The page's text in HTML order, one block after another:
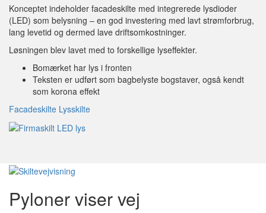
Konceptet indeholder facadeskilte med integrerede lysdioder
(LED) som belysning – en god investering med lavt strømforbrug,
lang levetid og dermed lave driftsomkostninger.
Løsningen blev lavet med to forskellige lyseffekter.
Bomærket har lys i fronten
Teksten er udført som bagbelyste bogstaver, også kendt
som korona effekt
Facadeskilte Lysskilte
Pyloner viser vej